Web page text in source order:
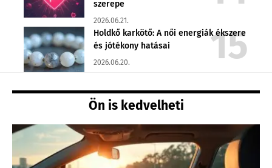
szerepe
2026.06.21.
Holdkő karkötő: A női energiák ékszere
és jótékony hatásai
2026.06.20.
Ön is kedvelheti